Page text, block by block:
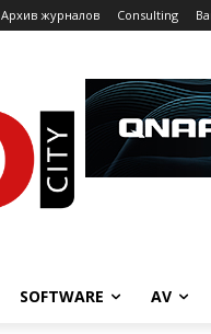
Архив журналов Consulting
SOFTWARE AV